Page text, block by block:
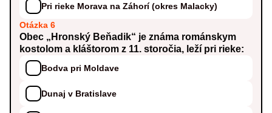
Pri rieke Morava na Záhorí (okres Malacky)
Otázka 6
Obec „Hronský Beňadik“ je známa románskym
kostolom a kláštorom z 11. storočia, leží pri rieke:
Bodva pri Moldave
Dunaj v Bratislave